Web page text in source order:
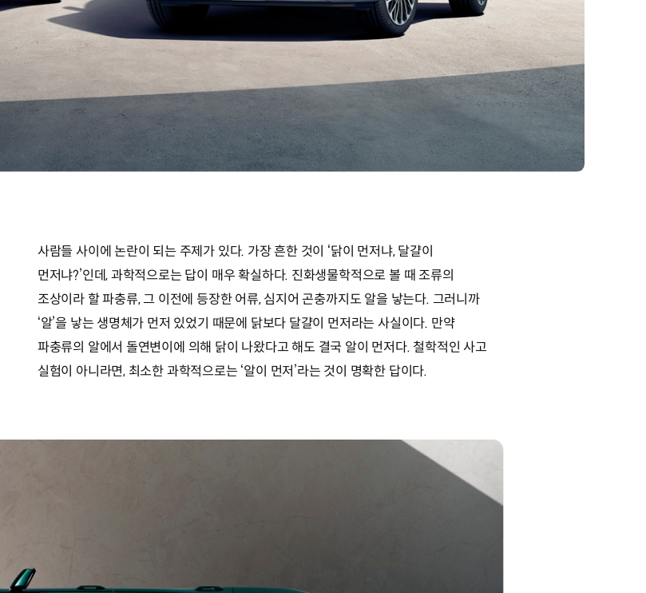
사람들 사이에 논란이 되는 주제가 있다. 가장 흔한 것이 ‘닭이 먼저냐, 달걀이
먼저냐?’인데, 과학적으로는 답이 매우 확실하다. 진화생물학적으로 볼 때 조류의
조상이라 할 파충류, 그 이전에 등장한 어류, 심지어 곤충까지도 알을 낳는다. 그러니까
‘알’을 낳는 생명체가 먼저 있었기 때문에 닭보다 달걀이 먼저라는 사실이다. 만약
파충류의 알에서 돌연변이에 의해 닭이 나왔다고 해도 결국 알이 먼저다. 철학적인 사고
실험이 아니라면, 최소한 과학적으로는 ‘알이 먼저’라는 것이 명확한 답이다.